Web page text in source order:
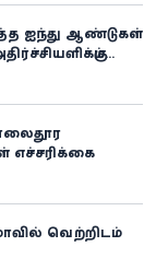
ஐந்து ஆண்டுகள்
எச்சரிக்கை
வெற்றிடம்